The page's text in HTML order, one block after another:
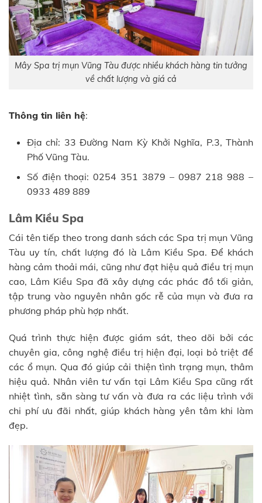
Mây Spa trị mụn Vũng Tàu được nhiều khách hàng tin tưởng
về chất lượng và giá cả
Thông tin liên hệ:
Địa chỉ: 33 Đường Nam Kỳ Khởi Nghĩa, P.3, Thành
Phố Vũng Tàu.
Số điện thoại: 0254 351 3879 – 0987 218 988 –
0933 489 889
Lâm Kiều Spa
Cái tên tiếp theo trong danh sách các Spa trị mụn Vũng
Tàu uy tín, chất lượng đó là Lâm Kiều Spa. Để khách
hàng cảm thoải mái, cũng như đạt hiệu quả điều trị mụn
cao, Lâm Kiều Spa đã xây dựng các phác đồ tối giản,
tập trung vào nguyên nhân gốc rễ của mụn và đưa ra
phương pháp phù hợp nhất.
Quá trình thực hiện được giám sát, theo dõi bởi các
chuyên gia, công nghệ điều trị hiện đại, loại bỏ triệt để
các ổ mụn. Qua đó giúp cải thiện tình trạng mụn, thâm
hiệu quả. Nhân viên tư vấn tại Lâm Kiều Spa cũng rất
nhiệt tình, sẵn sàng tư vấn và đưa ra các liệu trình với
chi phí ưu đãi nhất, giúp khách hàng yên tâm khi làm
đẹp.